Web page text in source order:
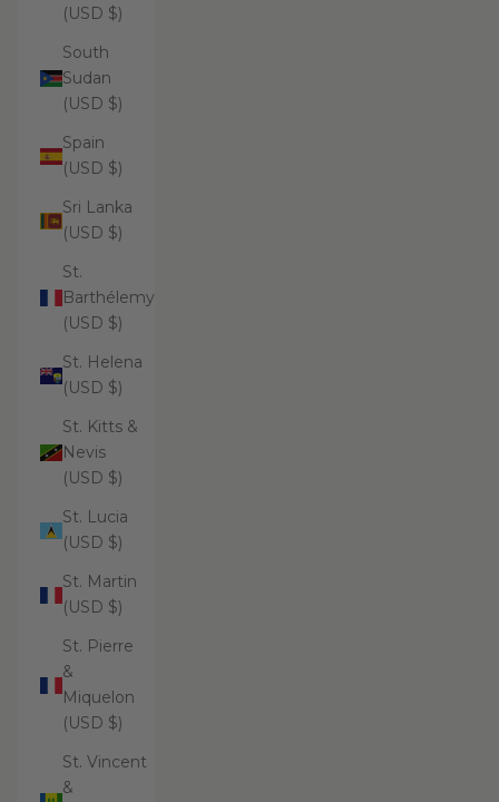
(USD $)
South
Sudan
(USD $)
Spain
(USD $)
Sri Lanka
(USD $)
St.
Barthélemy
(USD $)
St. Helena
(USD $)
St. Kitts &
Nevis
(USD $)
St. Lucia
(USD $)
St. Martin
(USD $)
St. Pierre
&
Miquelon
(USD $)
St. Vincent
&